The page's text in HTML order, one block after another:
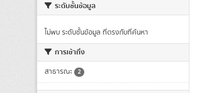
ระดับชั้นข้อมูล
ไม่พบ ระดับชั้นข้อมูล ที่ตรงกับที่ค้นหา
การเข้าถึง
สาธารณะ 2